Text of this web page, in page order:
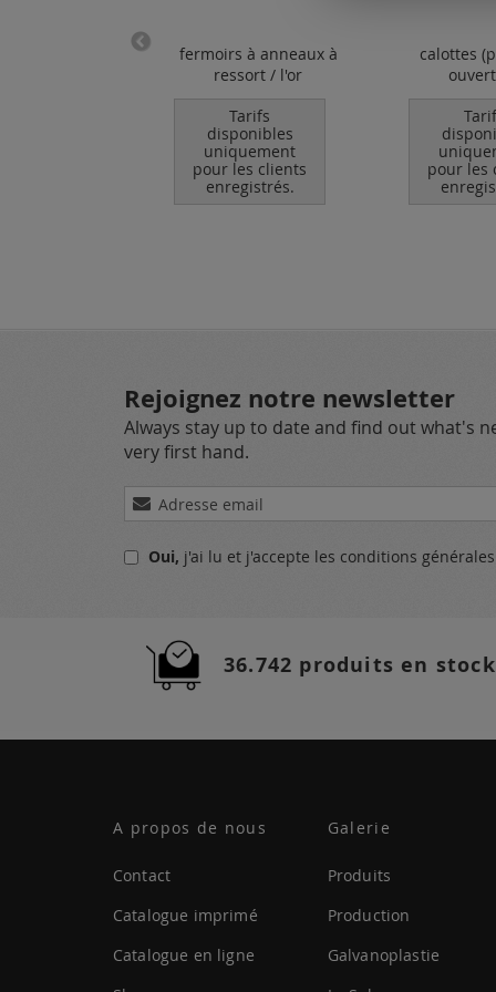
fermoirs à anneaux à
ressort / l'or
Tarifs
disponibles
uniquement
pour les clients
enregistrés.
calottes
pour les
Rejoignez notre newsletter
Always stay up to date and find out what's
very first hand.
Inscription
à
lettreOui, j'ai lu et j'accepte les conditions générales
36.742 produits en stock
A propos de nous
Contact
Catalogue imprimé
Catalogue en ligne
Galerie
Produits
Production
Galvanoplastie